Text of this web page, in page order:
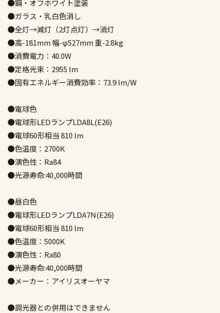
●鋼・オフホワイト塗装
●ガラス・乳白色消し
●全灯→減灯（2灯点灯）→消灯
●高-181mm 幅-φ527mm 重-2.8kg
●消費電力：40.0W
●定格光束：2955 lm
●固有エネルギー消費効率：73.9 lm/W
●電球色
●電球形LEDランプLDA8L(E26)
●電球60形相当 810 lm
●色温度：2700K
●演色性：Ra84
●光源寿命:40,000時間
●昼白色
●電球形LEDランプLDA7N(E26)
●電球60形相当 810 lm
●色温度：5000K
●演色性：Ra80
●光源寿命:40,000時間
●メーカー：アイリスオーヤマ
●調光器との併用はできません